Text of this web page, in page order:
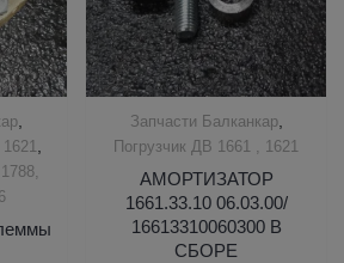
Запчасти Балканкар,
Погрузчик ДВ 1661 , 1621
АМОРТИЗАТОР
1661.33.10 06.03.00/
16613310060300 В
СБОРЕ